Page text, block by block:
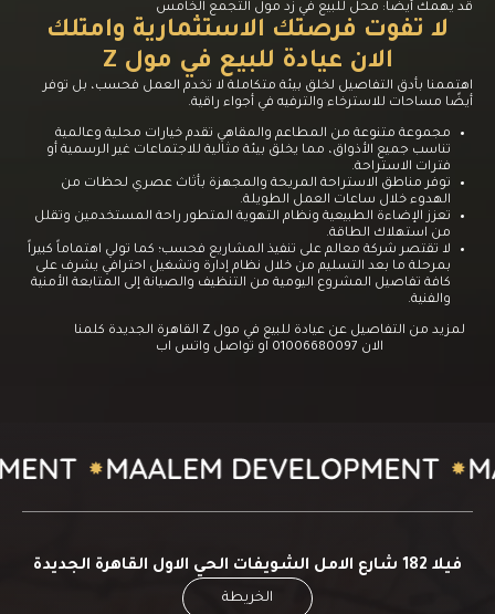
قد يهمك أيضا: محل للبيع في زد مول التجمع الخامس
لا تفوت فرصتك الاستثمارية وامتلك
الان عيادة للبيع في مول Z
اهتممنا بأدق التفاصيل لخلق بيئة متكاملة لا تخدم العمل فحسب، بل توفر
أيضًا مساحات للاسترخاء والترفيه في أجواء راقية.
مجموعة متنوعة من المطاعم والمقاهي تقدم خيارات محلية وعالمية
تناسب جميع الأذواق، مما يخلق بيئة مثالية للاجتماعات غير الرسمية أو
فترات الاستراحة.
توفر مناطق الاستراحة المريحة والمجهزة بأثاث عصري لحظات من
الهدوء خلال ساعات العمل الطويلة.
تعزز الإضاءة الطبيعية ونظام التهوية المتطور راحة المستخدمين وتقلل
من استهلاك الطاقة.
لا تقتصر شركة معالم على تنفيذ المشاريع فحسب؛ كما تولي اهتماماً كبيراً
بمرحلة ما بعد التسليم من خلال نظام إدارة وتشغيل احترافي يشرف على
كافة تفاصيل المشروع اليومية من التنظيف والصيانة إلى المتابعة الأمنية
والفنية.
لمزيد من التفاصيل عن عيادة للبيع في مول Z القاهرة الجديدة كلمنا
الان 01006680097 او تواصل
واتس اب
فيلا 182 شارع الامل الشويفات الحي الاول القاهرة الجديدة
الخريطة